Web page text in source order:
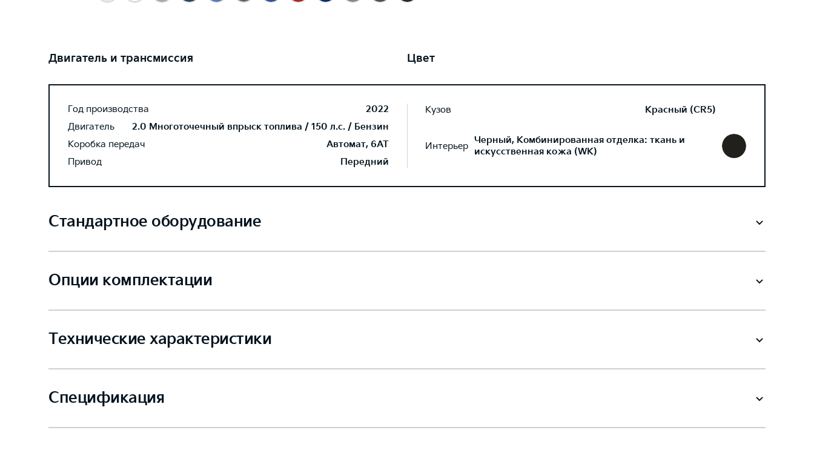
Двигатель и трансмиссия
Год производства
2022
Двигатель
2.0 Многоточечный впрыск топлива / 150 л.с. / Бензин
Коробка передач
Автомат, 6AT
Привод
Передний
Цвет
Кузов Красный (CR5)
Интерьер Черный, Комбинированная отделка: ткань и
искусственная кожа (WK)
Стандартное оборудование
Опции комплектации
Технические характеристики
Спецификация